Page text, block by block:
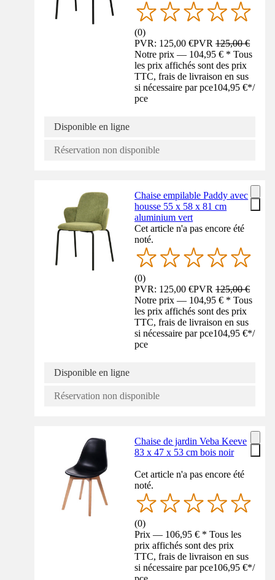
(0)
PVR: 125,00 €PVR125,00 €
Notre prix — 104,95 € * Tous
les prix affichés sont des prix
TTC, frais de livraison en sus
si nécessaire par pce104,95 €*/
pce
Disponible en ligne
Réservation non disponible
Chaise empilable Paddy avec
housse 55 x 58 x 81 cm
aluminium vert
Cet article n'a pas encore été
noté.
(0)
PVR: 125,00 €PVR125,00 €
Notre prix — 104,95 € * Tous
les prix affichés sont des prix
TTC, frais de livraison en sus
si nécessaire par pce104,95 €*/
pce
Disponible en ligne
Réservation non disponible
Chaise de jardin Veba Keeve
83 x 47 x 53 cm bois noir
Cet article n'a pas encore été
noté.
(0)
Prix — 106,95 € * Tous les
prix affichés sont des prix
TTC, frais de livraison en sus
si nécessaire par pce106,95 €*/